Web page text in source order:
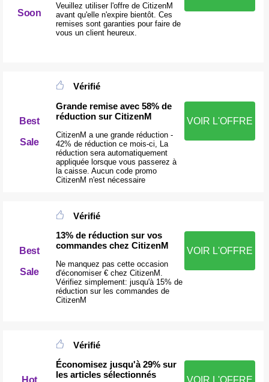
Soon
Veuillez utiliser l'offre de CitizenM
avant qu'elle n'expire bientôt. Ces
remises sont garanties pour faire de
vous un client heureux.
Best
Sale
Vérifié
Grande remise avec 58% de
réduction sur CitizenM
CitizenM a une grande réduction -
42% de réduction ce mois-ci, La
réduction sera automatiquement
appliquée lorsque vous passerez à
la caisse. Aucun code promo
CitizenM n'est nécessaire
VOIR L'OFFRE
Best
Sale
Vérifié
13% de réduction sur vos
commandes chez CitizenM
Ne manquez pas cette occasion
d'économiser € chez CitizenM.
Vérifiez simplement: jusqu'à 15% de
réduction sur les commandes de
CitizenM
VOIR L'OFFRE
Hot
Vérifié
Économisez jusqu'à 29% sur
les articles sélectionnés
VOIR L'OFFRE